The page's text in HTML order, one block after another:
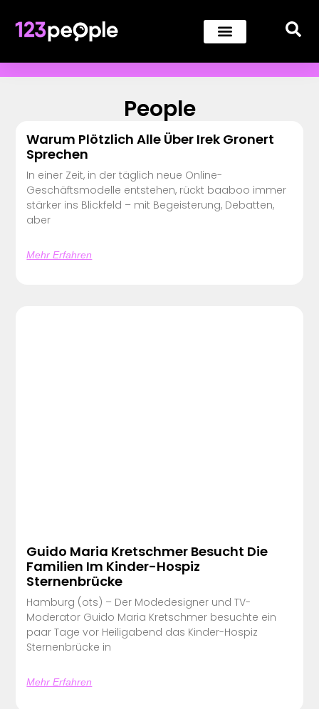
People
Warum Plötzlich Alle Über Irek Gronert
Sprechen
In einer Zeit, in der täglich neue Online-
Geschäftsmodelle entstehen, rückt baaboo immer
stärker ins Blickfeld – mit Begeisterung, Debatten,
aber
Mehr Erfahren
Guido Maria Kretschmer Besucht Die
Familien Im Kinder-Hospiz
Sternenbrücke
Hamburg (ots) – Der Modedesigner und TV-
Moderator Guido Maria Kretschmer besuchte ein
paar Tage vor Heiligabend das Kinder-Hospiz
Sternenbrücke in
Mehr Erfahren